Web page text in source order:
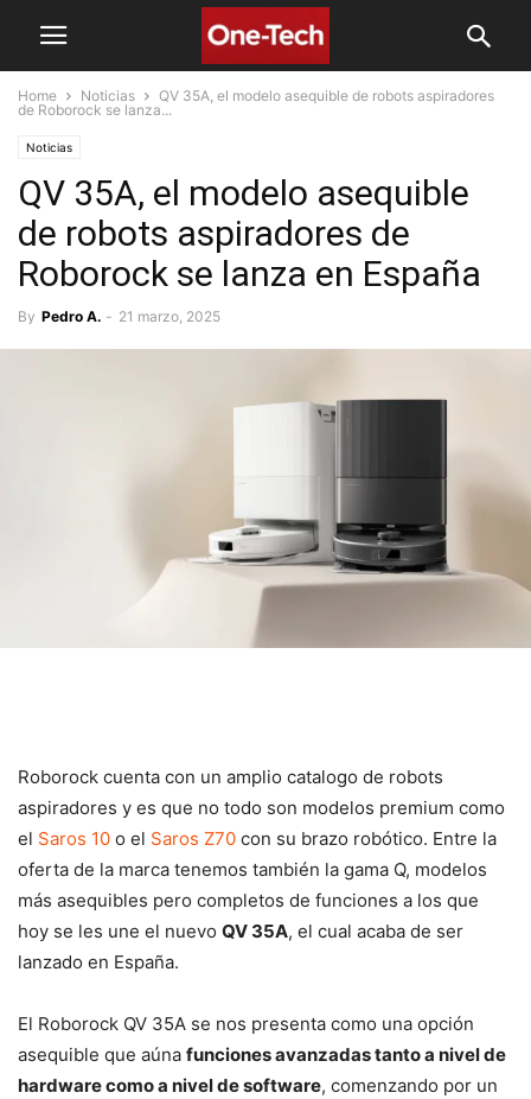
Home Noticias
QV 35A, el modelo asequible de robots aspiradores
de Roborock se lanza...
Noticias
QV 35A, el modelo asequible
de robots aspiradores de
Roborock se lanza en España
By Pedro A. - 21 marzo, 2025
Roborock cuenta con un amplio catalogo de robots
aspiradores y es que no todo son modelos premium como
el Saros 10 o el Saros Z70 con su brazo robótico. Entre la
oferta de la marca tenemos también la gama Q, modelos
más asequibles pero completos de funciones a los que
hoy se les une el nuevo QV 35A, el cual acaba de ser
lanzado en España.
El Roborock QV 35A se nos presenta como una opción
asequible que aúna funciones avanzadas tanto a nivel de
hardware como a nivel de software, comenzando por un